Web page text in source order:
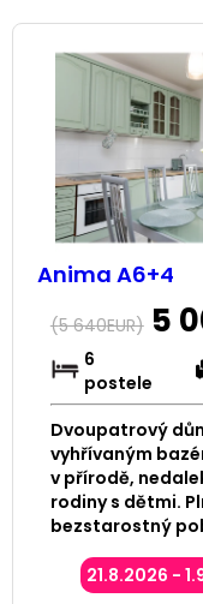
Anima A6+4
(5 640EUR) 5
6
postele
Dvoupatrový
vyhřívaným
v přírodě,
rodiny s dětmi.
bezstarostný
21.8.2026 -